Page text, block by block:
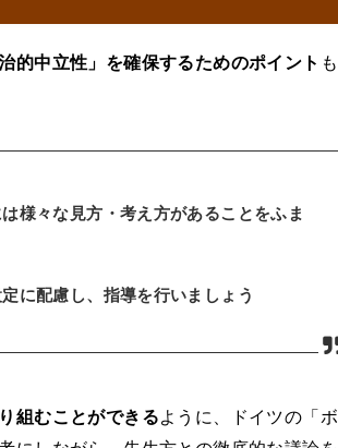
治的中立性」を確保するためのポイント も
様々な見方・考え方があることをふま
に配慮し、指導を行いましょう
組むことができるように、ドイツの「ボ